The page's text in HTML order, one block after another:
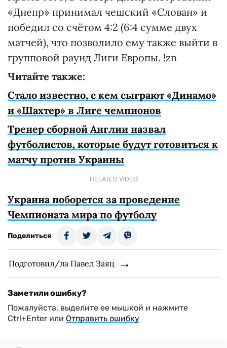
«Днепр» принимал чешский «Слован» и
победил со счётом 4:2 (6:4 сумме двух
матчей), что позволило ему также выйти в
групповой раунд Лиги Европы. !zn
Читайте также:
Стало известно, с кем сыграют «Динамо»
и «Шахтер» в Лиге чемпионов
Тренер сборной Англии назвал
футболистов, которые будут готовиться к
матчу против Украины
RELATED VIDEO
Украина поборется за проведение
Чемпионата мира по футболу
Поделиться
Подготовил/ла Павел Заяц
Заметили ошибку?
Пожалуйста, выделите ее мышкой и нажмите
Ctrl+Enter или Отправить ошибку